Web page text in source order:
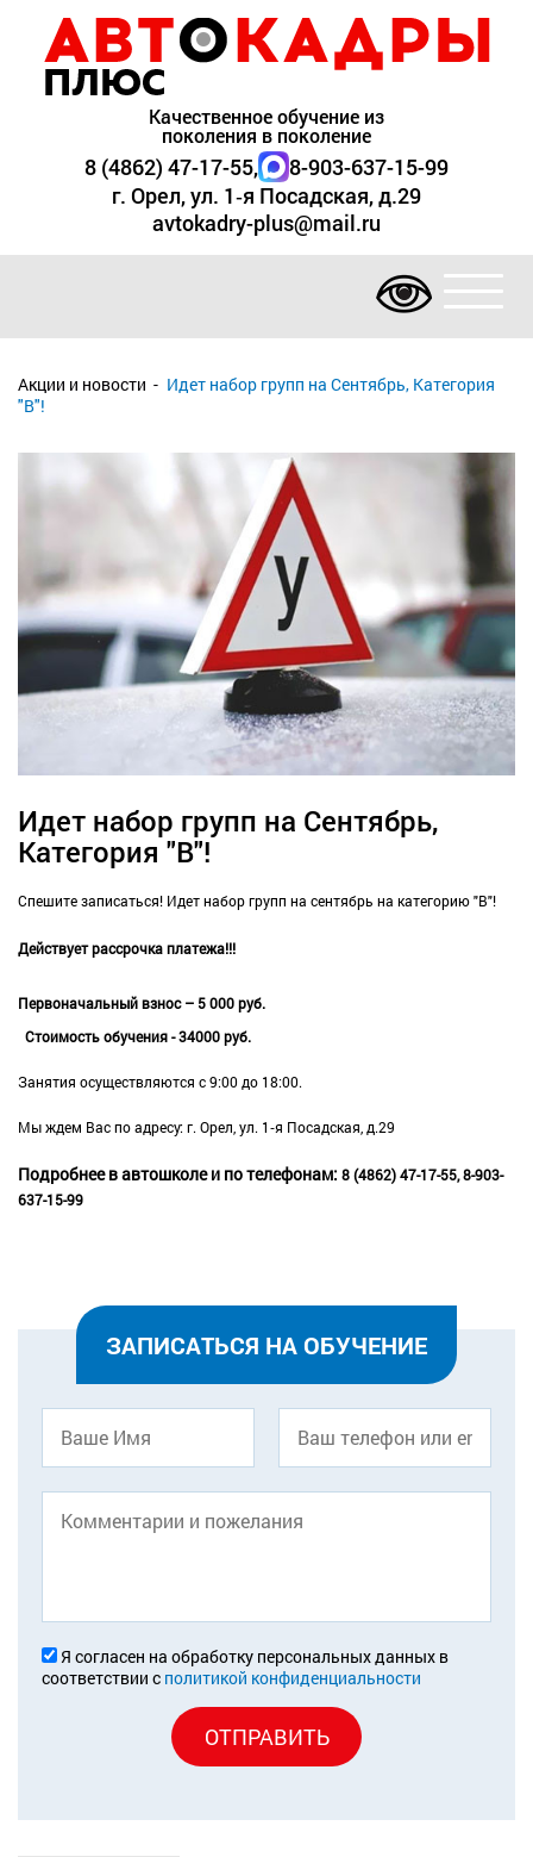
Качественное обучение из
поколения в поколение
8 (4862) 47-17-55,
8-903-637-15-99
г. Орел, ул. 1‑я Посадская, д.29
avtokadry-plus@mail.ru
Акции и новости
Идет набор групп на Сентябрь, Категория
"В"!
Идет набор групп на Сентябрь,
Категория "В"!
Спешите записаться! Идет набор групп на сентябрь на категорию "В"!
Действует рассрочка платежа!!!
Первоначальный взнос – 5 000 руб.
Стоимость обучения - 34000 руб.
Занятия осуществляются с 9:00 до 18:00.
Мы ждем Вас по адресу: г. Орел, ул. 1‑я Посадская, д.29
Подробнее в автошколе и по телефонам: 8 (4862) 47-17-55,8-903-
637-15-99
ЗАПИСАТЬСЯ НА ОБУЧЕНИЕ
Я согласен на обработку персональных данных в
соответствии с политикой конфиденциальности
ОТПРАВИТЬ